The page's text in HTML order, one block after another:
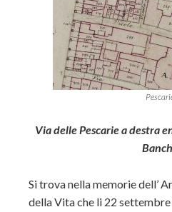
Via delle Pescarie a destra
Si trova nella memorie dell’
della Vita che li 22